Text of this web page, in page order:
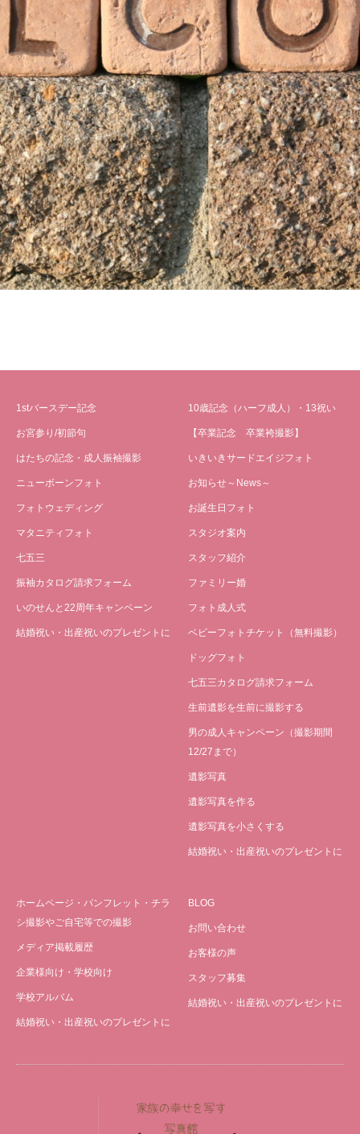
1stバースデー記念
お宮参り/初節句
はたちの記念・成人振袖撮影
ニューボーンフォト
フォトウェディング
マタニティフォト
七五三
振袖カタログ請求フォーム
いのせんと22周年キャンペーン
結婚祝い・出産祝いのプレゼントに
10歳記念（ハーフ成人）・13祝い
【卒業記念 卒業袴撮影】
いきいきサードエイジフォト
お知らせ～News～
お誕生日フォト
スタジオ案内
スタッフ紹介
ファミリー婚
フォト成人式
ベビーフォトチケット（無料撮影）
ドッグフォト
七五三カタログ請求フォーム
生前遺影を生前に撮影する
男の成人キャンペーン（撮影期間
12/27まで）
遺影写真
遺影写真を作る
遺影写真を小さくする
結婚祝い・出産祝いのプレゼントに
ホームページ・パンフレット・チラ
シ撮影やご自宅等での撮影
メディア掲載履歴
企業様向け・学校向け
学校アルバム
結婚祝い・出産祝いのプレゼントに
BLOG
お問い合わせ
お客様の声
スタッフ募集
結婚祝い・出産祝いのプレゼントに